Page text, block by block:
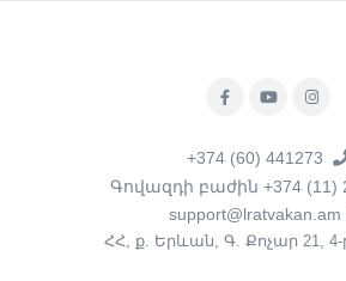
+374 (60) 441273
Գովազդի բաժին +374 (11)
support@lratvakan.am
ՀՀ, ք. Երևան, Գ. Քոչար 21,